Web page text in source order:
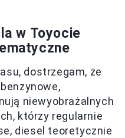
w Toyocie
dostrzegam, że
niewyobrażalnych
którzy regularnie
diesel teoretycznie